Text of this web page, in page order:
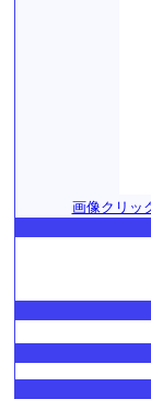
画像クリッ